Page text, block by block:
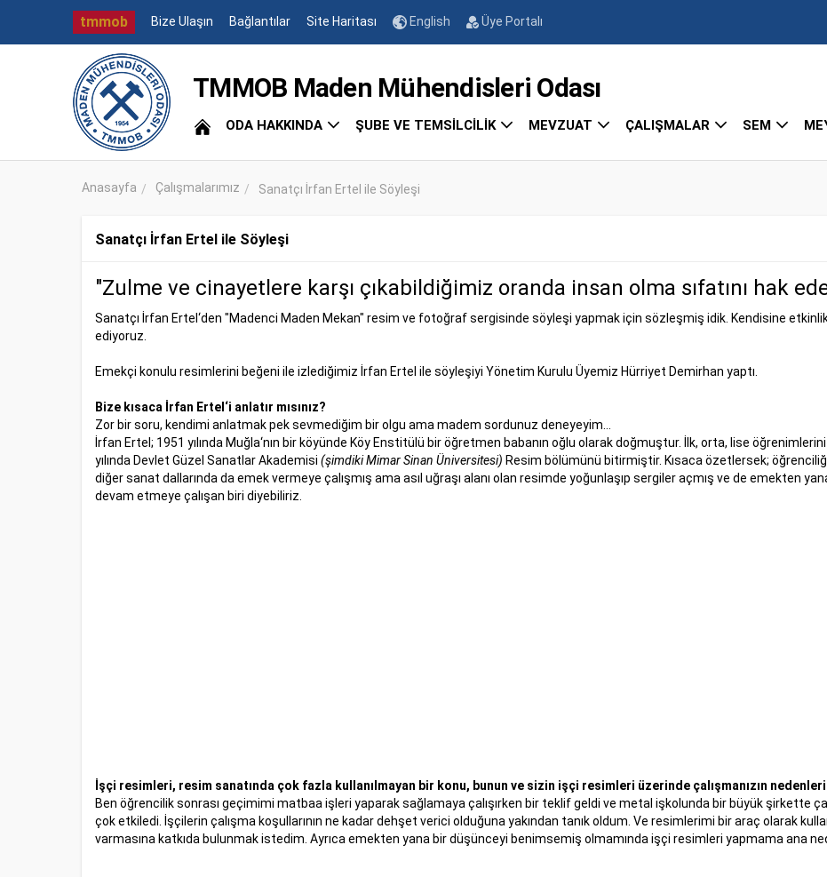
tmmob Bize Ulaşın Bağlantılar Site Haritası English Üye Portalı
TMMOB Maden Mühendisleri Odası
ODA HAKKINDA ŞUBE VE TEMSİLCİLİK MEVZUAT ÇALIŞMALAR SEM
Anasayfa Çalışmalarımız Sanatçı İrfan Ertel ile Söyleşi
Sanatçı İrfan Ertel ile Söyleşi
"Zulme ve cinayetlere karşı çıkabildiğimiz oranda insan olma sıfatını hak
Sanatçı İrfan Ertel‘den "Madenci Maden Mekan" resim ve fotoğraf sergisinde söyleşi yapmak için sözleşmiş idik. Kendisine
ediyoruz.
Emekçi konulu resimlerini beğeni ile izlediğimiz İrfan Ertel ile söyleşiyi Yönetim Kurulu Üyemiz Hürriyet Demirhan yaptı.
Bize kısaca İrfan Ertel‘i anlatır mısınız?
Zor bir soru, kendimi anlatmak pek sevmediğim bir olgu ama madem sordunuz deneyeyim...
İrfan Ertel; 1951 yılında Muğla‘nın bir köyünde Köy Enstitülü bir öğretmen babanın oğlu olarak doğmuştur. İlk, orta, lise
yılında Devlet Güzel Sanatlar Akademisi (şimdiki Mimar Sinan Üniversitesi) Resim bölümünü bitirmiştir. Kısaca özetlersek;
diğer sanat dallarında da emek vermeye çalışmış ama asıl uğraşı alanı olan resimde yoğunlaşıp sergiler açmış ve de emekten
devam etmeye çalışan biri diyebiliriz.
İşçi resimleri, resim sanatında çok fazla kullanılmayan bir konu, bunun ve sizin işçi resimleri üzerinde çalışmanızın
Ben öğrencilik sonrası geçimimi matbaa işleri yaparak sağlamaya çalışırken bir teklif geldi ve metal işkolunda bir büyük şirkette
çok etkiledi. İşçilerin çalışma koşullarının ne kadar dehşet verici olduğuna yakından tanık oldum. Ve resimlerimi bir araç olarak
varmasına katkıda bulunmak istedim. Ayrıca emekten yana bir düşünceyi benimsemiş olmamında işçi resimleri yapmama ana